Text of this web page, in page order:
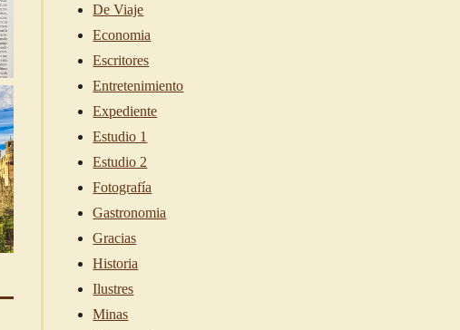
De Viaje
Economia
Escritores
Entretenimiento
Expediente
Estudio 1
Estudio 2
Fotografía
Gastronomia
Gracias
Historia
Ilustres
Minas